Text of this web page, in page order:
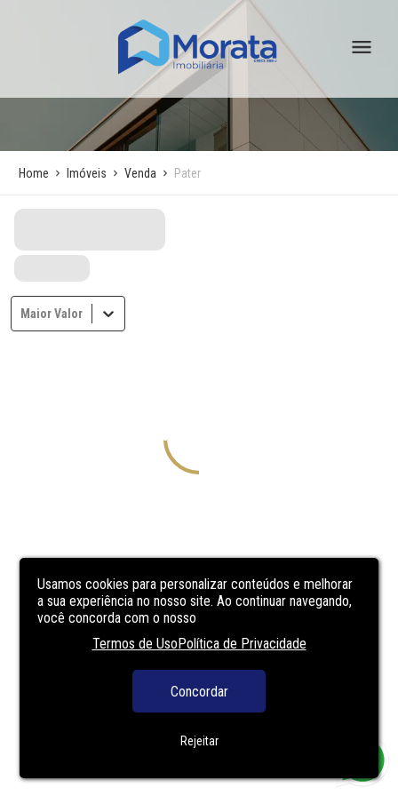
Usamos cookies para personalizar conteúdos e melhorar
a sua experiência no nosso site. Ao continuar navegando,
você concorda com o nosso
Termos de UsoPolítica de Privacidade
Concordar
Rejeitar
Home Imóveis Venda Pater
Maior Valor